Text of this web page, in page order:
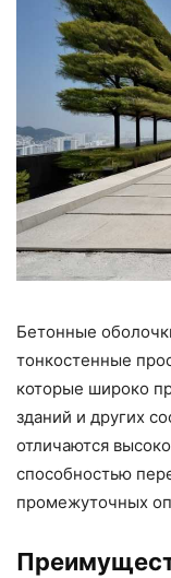
Бетонные
тонкостенные
которые широко
зданий и других
отличаются
способностью
промежуточных